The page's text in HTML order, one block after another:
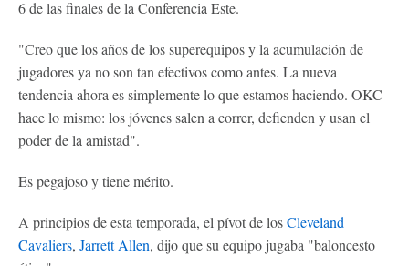
6 de las finales de la Conferencia Este.
"Creo que los años de los superequipos y la acumulación de
jugadores ya no son tan efectivos como antes. La nueva
tendencia ahora es simplemente lo que estamos haciendo. OKC
hace lo mismo: los jóvenes salen a correr, defienden y usan el
poder de la amistad".
Es pegajoso y tiene mérito.
A principios de esta temporada, el pívot de losCleveland
Cavaliers, Jarrett Allen, dijo que su equipo jugaba "baloncesto